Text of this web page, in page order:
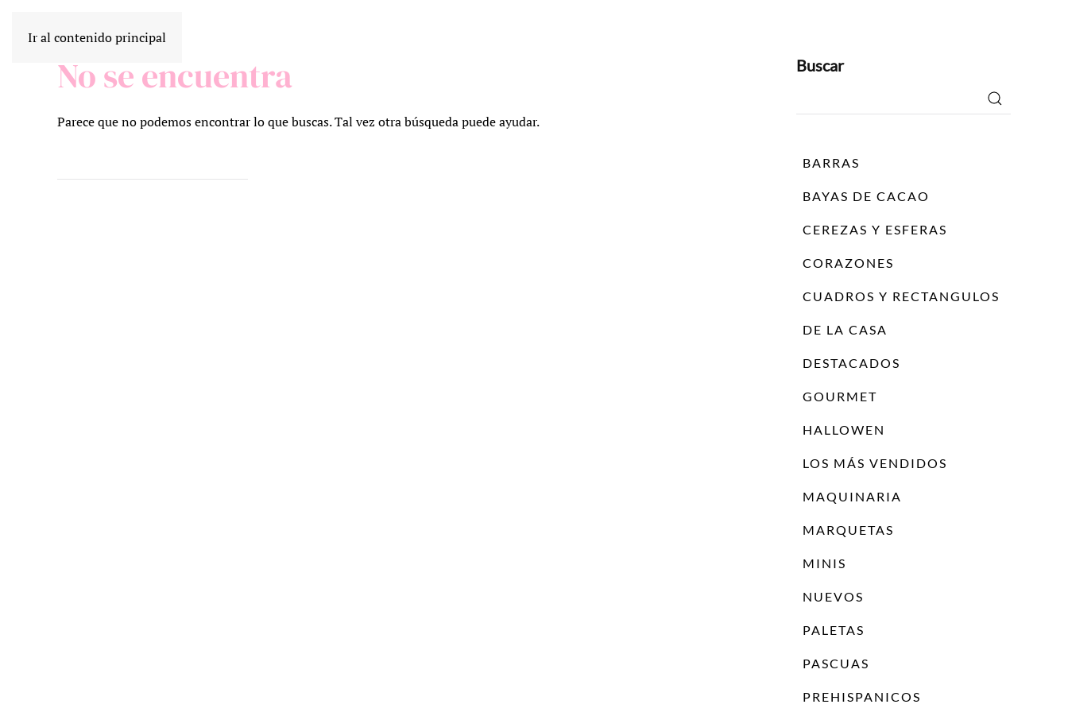
Ir al contenido principal
No se encuentra
Parece que no podemos encontrar lo que buscas. Tal vez otra búsqueda puede ayudar.
Buscar
por:
BARRAS
BAYAS DE CACAO
CEREZAS Y ESFERAS
CORAZONES
CUADROS Y RECTANGULOS
DE LA CASA
DESTACADOS
GOURMET
HALLOWEN
LOS MÁS VENDIDOS
MAQUINARIA
MARQUETAS
MINIS
NUEVOS
PALETAS
PASCUAS
PREHISPANICOS